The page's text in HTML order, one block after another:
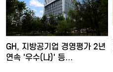
GH, 지방공기업 경영평가 2년
연속 '우수(나)' 등…